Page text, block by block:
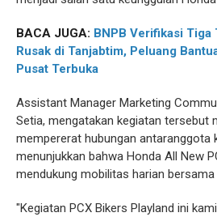
BACA JUGA: BNPB Verifikasi
Rusak di Tanjabtim, Peluang
Pusat Terbuka
Assistant Manager Marketing
Setia, mengatakan kegiatan tersebut
mempererat hubungan antaranggota
menunjukkan bahwa Honda All New
mendukung mobilitas harian bersama
"Kegiatan PCX Bikers Playland ini